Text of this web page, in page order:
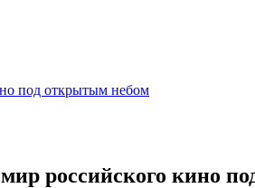
под открытым небом
российского кино